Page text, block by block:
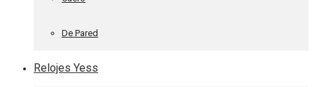
De Pared
Relojes Yess